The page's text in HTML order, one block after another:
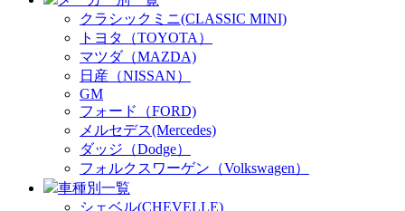
クラシックミニ(CLASSIC MINI)
トヨタ（TOYOTA）
マツダ（MAZDA)
日産（NISSAN）
GM
フォード（FORD)
メルセデス(Mercedes)
ダッジ（Dodge）
フォルクスワーゲン（Volkswagen）
車種別一覧
シェベル(CHEVELLE)